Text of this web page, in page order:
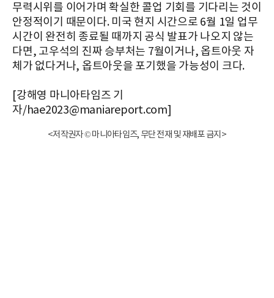
무력시위를 이어가며 확실한 콜업 기회를 기다리는 것이
안정적이기 때문이다. 미국 현지 시간으로 6월 1일 업무
시간이 완전히 종료될 때까지 공식 발표가 나오지 않는
다면, 고우석의 진짜 승부처는 7월이거나, 옵트아웃 자
체가 없다거나, 옵트아웃을 포기했을 가능성이 크다.
[강해영 마니아타임즈 기
자/hae2023@maniareport.com]
<저작권자 © 마니아타임즈, 무단 전재 및 재배포 금지>